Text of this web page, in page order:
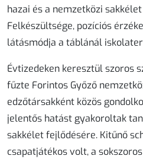
hazai és a nemzetközi
Felkészültsége, pozíciós
látásmódja a táblánál
Évtizedeken keresztül szoros
fűzte Forintos Győző
edzőtársakként közös
jelentős hatást gyakoroltak
sakkélet fejlődésére. Kitűnő
csapatjátékos volt, a sokszoros